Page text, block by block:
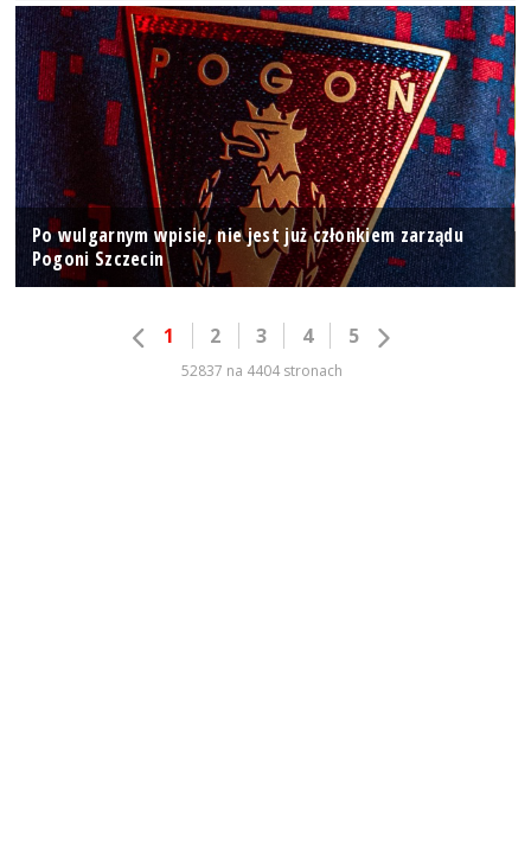
Po wulgarnym wpisie, nie jest już członkiem zarządu
Pogoni Szczecin
1 2 3 4 5
52837 na 4404 stronach